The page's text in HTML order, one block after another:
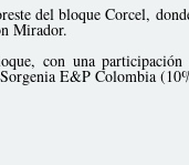
del bloque Corcel,
Mirador.
con una
E&P Colombia